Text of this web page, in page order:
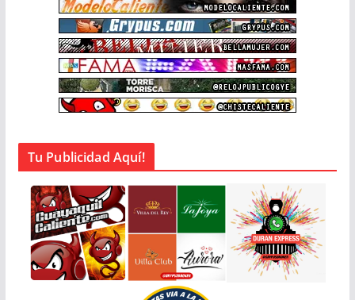
Tu Publicidad Aquí!